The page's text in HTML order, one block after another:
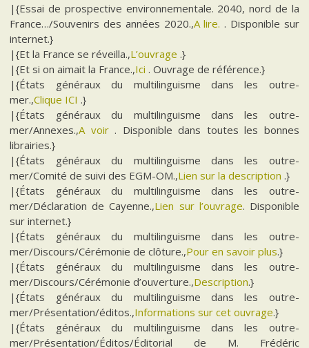
|{Essai de prospective environnementale. 2040, nord de la
France…/Souvenirs des années 2020.,A lire. . Disponible sur
internet.}
|{Et la France se réveilla.,L’ouvrage .}
|{Et si on aimait la France.,Ici . Ouvrage de référence.}
|{États généraux du multilinguisme dans les outre-
mer.,Clique ICI .}
|{États généraux du multilinguisme dans les outre-
mer/Annexes.,A voir . Disponible dans toutes les bonnes
librairies.}
|{États généraux du multilinguisme dans les outre-
mer/Comité de suivi des EGM-OM.,Lien sur la description .}
|{États généraux du multilinguisme dans les outre-
mer/Déclaration de Cayenne.,Lien sur l’ouvrage. Disponible
sur internet.}
|{États généraux du multilinguisme dans les outre-
mer/Discours/Cérémonie de clôture.,Pour en savoir plus.}
|{États généraux du multilinguisme dans les outre-
mer/Discours/Cérémonie d’ouverture.,Description.}
|{États généraux du multilinguisme dans les outre-
mer/Présentation/éditos.,Informations sur cet ouvrage.}
|{États généraux du multilinguisme dans les outre-
mer/Présentation/Éditos/Éditorial de M. Frédéric